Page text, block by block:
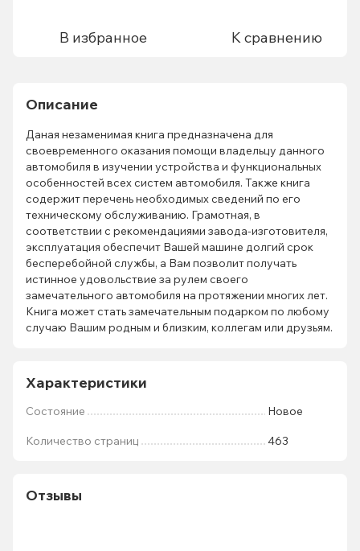
В избранное К сравнению
Описание
Даная незаменимая книга предназначена для
своевременного оказания помощи владельцу данного
автомобиля в изучении устройства и функциональных
особенностей всех систем автомобиля. Также книга
содержит перечень необходимых сведений по его
техническому обслуживанию. Грамотная, в
соответствии с рекомендациями завода-изготовителя,
эксплуатация обеспечит Вашей машине долгий срок
бесперебойной службы, а Вам позволит получать
истинное удовольствие за рулем своего
замечательного автомобиля на протяжении многих лет.
Книга может стать замечательным подарком по любому
случаю Вашим родным и близким, коллегам или друзьям.
Характеристики
Состояние Новое
Количество страниц 463
Отзывы